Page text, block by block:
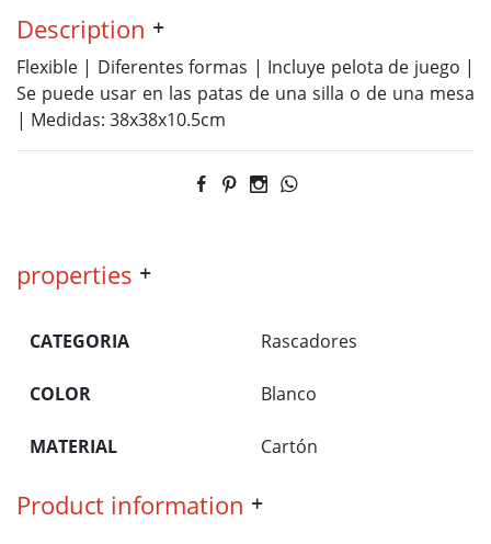
Description
Flexible | Diferentes formas | Incluye pelota de juego |
Se puede usar en las patas de una silla o de una mesa
| Medidas: 38x38x10.5cm
properties
CATEGORIA Rascadores
COLOR Blanco
MATERIAL Cartón
Product information